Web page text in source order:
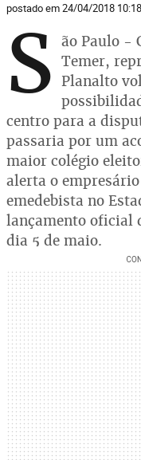
postado em 24/04/2018
S ão Paulo -
Temer,
Planalto
centro para a
passaria por um
maior colégio
alerta o
emedebista no
lançamento oficial
dia 5 de maio.